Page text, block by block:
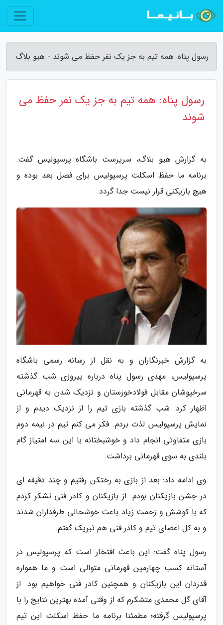
رسول پناه: همه تیم به جز یک نفر حفظ می شوند - هیو بلاگ
رسول پناه: همه تیم به جز یک نفر حفظ می
شوند
به گزارش هیو بلاگ، سرپرست باشگاه پرسپولیس گفت:
برنامه ما حفظ اسکلت پرسپولیس برای فصل بعد بوده و
هیچ بازیکنی قرار نیست جدا گردد.
به گزارش خبرنگاران و به نقل از رسانه رسمی باشگاه
پرسپولیس، مهدی رسول پناه درباره پیروزی شب گذشته
سرخپوشان مقابل فولادخوزستان و نزدیک شدن به قهرمانی
اظهار کرد: شب گذشته بازی تیم را از نزدیک دیدم و از
نمایش پرسپولیس لذت بردم. فکر می کنم تیم در نیمه دوم
بازی متفاوتی انجام داد و خوشبختانه با این سه امتیاز گام
بلندی به سوی قهرمانی برداشت.
وی ادامه داد: بعد از بازی به رختکن رفتیم و چند دقیقه ای
در جشن بازیکنان بودم. از بازیکنان و کادر فنی تشکر کردم
که با کوشش و زحمت زیاد باعث خوشحالی طرفداران شدند
و به کل اعضای تیم و کادر فنی هم تبریک گفتم.
رسول پناه گفت: این باعث افتخار است که پرسپولیس در
آستانه کسب چهارمین قهرمانی متوالی است و ما همواره
قدردان این بازیکنان و همچنین کادر فنی خواهیم بود. از
آقای گل محمدی متشکرم که از وقتی آمده بهترین نتایج را با
پرسپولیس گرفته؛ مطمئنا برنامه ما حفظ اسکلت این تیم